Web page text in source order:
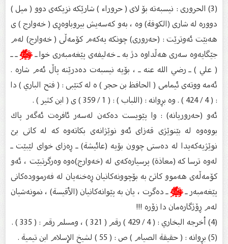
(3) الحرورى : نیسبه‌ته‌ بۆ لاى ( حروراء ) شارێكه‌ نزیكه‌ى دوو ( ميل )
دووره‌ له‌ شارى (الكوفة) وه‌ ، به‌و كه‌سه‌یش بیروباوه‌ڕى ( خه‌وارج ) ى
هه‌بێت ئه‌وترێت : (حه‌رورى) چونكه‌ یه‌كه‌م كۆمه‌ڵى ( خه‌وارج) له‌م
جێگایه‌وه‌ سه‌رى هه‌ڵداوه‌ دژ به‌ ـ خه‌لیفه‌ى پێغه‌مبه‌رى خوا ـﷺـ ـ
( علي ) ـ رضي الله عنه ـ ، بۆیه‌ نیسبه‌ت ده‌درێنه‌ پاڵ ئه‌م شاره‌ .
ئه‌مه‌ ووته‌ى ئیمامى ( الحافظ بن حجر ) ه‌ له‌ كتێبی : ( فتح الباري ) دا
: ( 4 / 424 ) . وه‌ بڕوانه‌ : (اللباب ) : ( 1 / 359 ) ى ( ابن كثير ) .
ئه‌و (حه‌روریانه‌) : وا پێویست ده‌كه‌ن له‌سه‌ر ئافره‌ت ئه‌گه‌ر پاك
بووه‌وه‌ له‌ بێنوێژى قه‌زاى ئه‌و نوێژانه‌ى بكاته‌وه‌ كه‌ له‌ كاتى بێ
نوێژیه‌كه‌یدا له‌ ده‌ستى چوون بۆیه‌ (عائيشة) ـ ڕه‌زاى خواى لێبێت ـ
له‌وه‌ ترسا كه‌ (معاذة) پرسیاره‌كه‌ى له‌ (خه‌وارج)ه‌وه‌ وه‌رگرتبێت ، ئه‌و
كۆمه‌ڵه‌ى هه‌موو كاتێ به‌ بۆچوونه‌كانیان ڕه‌خنه‌یان له‌ فه‌رمووده‌كانى
پێغه‌مبه‌ر ـﷺـ ده‌گرت ، یان به‌ پێوانه‌كانیان (الأقيسة) ، نمونه‌شیان
له‌م ڕۆژگاره‌مان دا زۆره‌ !!!